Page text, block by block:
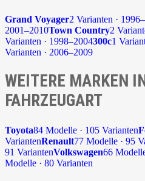
Grand Voyager2 Varianten ·
2001–2010Town Country2
Varianten · 1998–2004300c1
Varianten · 2006–2009
WEITERE MARKEN
FAHRZEUGART
Toyota84 Modelle · 105 Varianten
VariantenRenault77 Modelle · 95
91 VariantenVolkswagen66
Modelle · 80 Varianten